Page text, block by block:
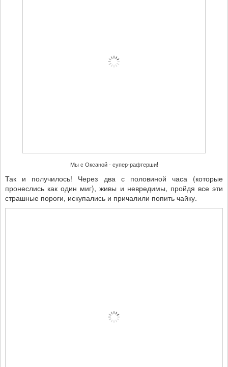
Мы с Оксаной - супер-рафтерши!
Так и получилось! Через два с половиной часа (которые
пронеслись как один миг), живы и невредимы, пройдя все эти
страшные пороги, искупались и причалили попить чайку.